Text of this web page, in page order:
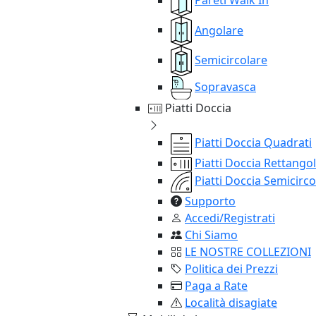
Angolare
Semicircolare
Sopravasca
Piatti Doccia
Piatti Doccia Quadrati
Piatti Doccia
Piatti Doccia
Supporto
Accedi/Registrati
Chi Siamo
LE NOSTRE COLLEZIONI
Politica dei Prezzi
Paga a Rate
Località disagiate